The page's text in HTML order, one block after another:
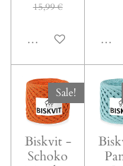
15,99 €
In den Warenkorb
In
Sale!
Biskvit -
Schoko